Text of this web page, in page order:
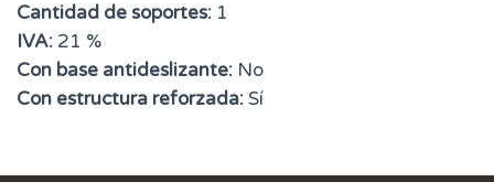
Cantidad de soportes: 1
IVA: 21 %
Con base antideslizante: No
Con estructura reforzada:Sí